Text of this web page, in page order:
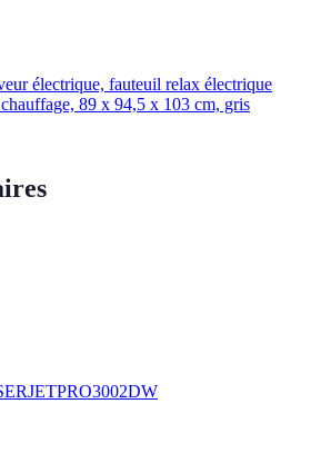
électrique, fauteuil relax électrique
89 x 94,5 x 103 cm, gris